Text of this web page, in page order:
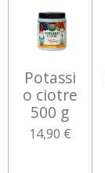
Potassi
o ciotre
500 g
14,90 €